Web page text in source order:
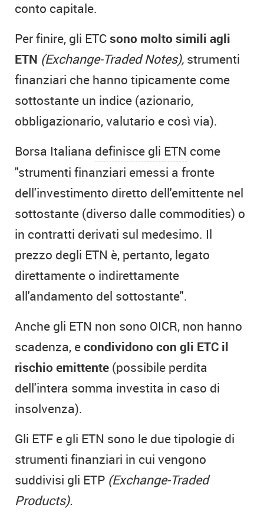
conto capitale.
Per finire, gli ETCsono molto simili agli
ETN (Exchange-Traded Notes), strumenti
finanziari che hanno tipicamente come
sottostante un indice (azionario,
obbligazionario, valutario e così via).
Borsa Italiana definisce gli ETN come
"strumenti finanziari emessi a fronte
dell'investimento diretto dell'emittente nel
sottostante (diverso dalle commodities) o
in contratti derivati sul medesimo. Il
prezzo degli ETN è, pertanto, legato
direttamente o indirettamente
all'andamento del sottostante".
Anche gli ETN non sono OICR, non hanno
scadenza, econdividono con gli ETC il
rischio emittente (possibile perdita
dell'intera somma investita in caso di
insolvenza).
Gli ETF e gli ETN sono le due tipologie di
strumenti finanziari in cui vengono
suddivisi gli ETP (Exchange-Traded
Products).